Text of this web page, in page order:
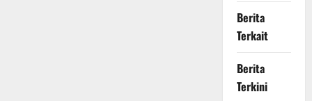
Berita
Terkait
Berita
Terkini